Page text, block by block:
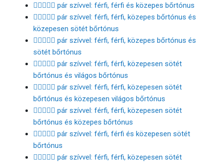
👨🏽‍❤️‍👨🏽 pár szívvel: férfi, férfi és közepes bőrtónus
👨🏽‍❤️‍👨🏾 pár szívvel: férfi, férfi, közepes bőrtónus és
közepesen sötét bőrtónus
👨🏽‍❤️‍👨🏿 pár szívvel: férfi, férfi, közepes bőrtónus és
sötét bőrtónus
👨🏾‍❤️‍👨🏻 pár szívvel: férfi, férfi, közepesen sötét
bőrtónus és világos bőrtónus
👨🏾‍❤️‍👨🏼 pár szívvel: férfi, férfi, közepesen sötét
bőrtónus és közepesen világos bőrtónus
👨🏾‍❤️‍👨🏽 pár szívvel: férfi, férfi, közepesen sötét
bőrtónus és közepes bőrtónus
👨🏾‍❤️‍👨🏾 pár szívvel: férfi, férfi és közepesen sötét
bőrtónus
👨🏾‍❤️‍👨🏿 pár szívvel: férfi, férfi, közepesen sötét